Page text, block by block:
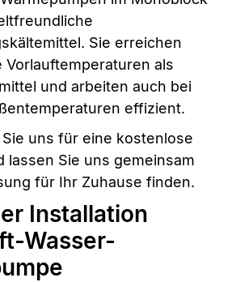
Sie erreichen
Vorlauftemperaturen als
und arbeiten auch bei
effizient.
uns für eine kostenlose
lassen Sie uns gemeinsam
für Ihr Zuhause finden.
Installation
Wasser-